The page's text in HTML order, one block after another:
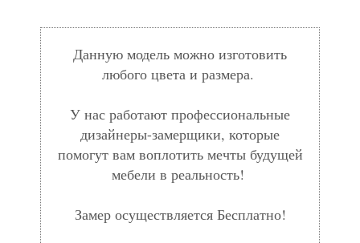
Данную модель можно изготовить
любого цвета и размера.
У нас работают профессиональные
дизайнеры-замерщики, которые
помогут вам воплотить мечты будущей
мебели в реальность!
Замер осуществляется Бесплатно!